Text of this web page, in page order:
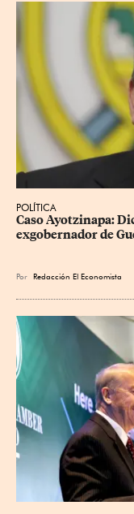
POLÍTICA
Caso Ayotzinapa:
exgobernador de
Por Redacción El Economista